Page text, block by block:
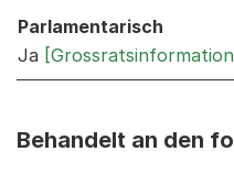
Parlamentarisch
Ja
Behandelt an den